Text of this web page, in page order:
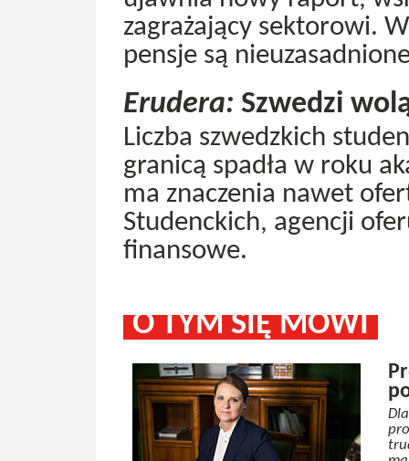
zagrażający sektorowi.
pensje są
Erudera: Szwedzi
Liczba szwedzkich
granicą spadła w roku
ma znaczenia nawet
Studenckich, agencji
finansowe.
O TYM SIĘ MÓWI